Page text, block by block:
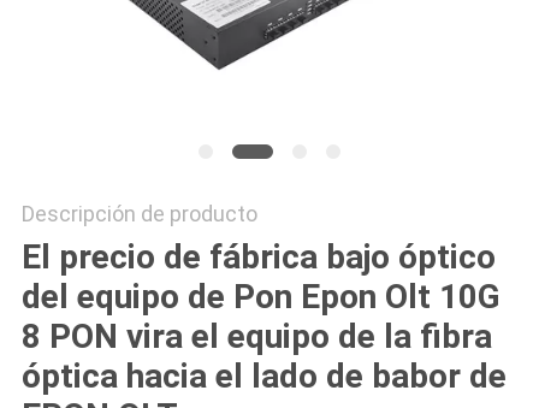
Descripción de producto
El precio de fábrica bajo óptico
del equipo de Pon Epon Olt 10G
8 PON vira el equipo de la fibra
óptica hacia el lado de babor de